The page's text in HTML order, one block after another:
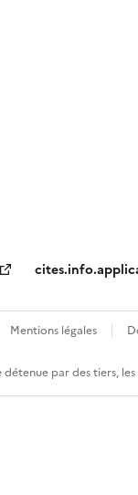
Mentions légales
par des tiers,